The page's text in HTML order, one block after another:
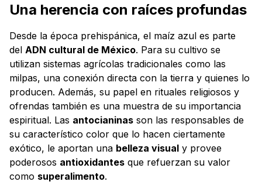
Una herencia con raíces profundas
Desde la época prehispánica, el maíz azul es parte
del ADN cultural de México. Para su cultivo se
utilizan sistemas agrícolas tradicionales como las
milpas, una conexión directa con la tierra y quienes lo
producen. Además, su papel en rituales religiosos y
ofrendas también es una muestra de su importancia
espiritual. Las antocianinas son las responsables de
su característico color que lo hacen ciertamente
exótico, le aportan una belleza visual y provee
poderosos antioxidantes que refuerzan su valor
como superalimento.